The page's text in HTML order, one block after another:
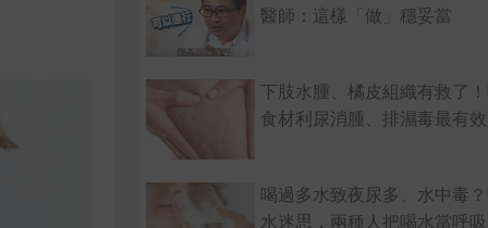
醫師：這樣「做」穩妥當
下肢水腫、橘皮組織有救了
食材利尿消腫、排濕毒最有效
喝過多水致夜尿多、水中毒
水迷思，兩種人把喝水當呼